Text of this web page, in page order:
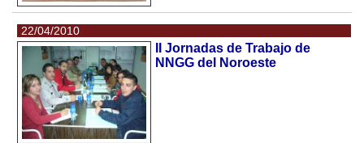
22/04/2010
II Jornadas de Trabajo de
NNGG del Noroeste